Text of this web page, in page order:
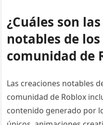
¿Cuáles son
notables de
comunidad de
Las creaciones notables
comunidad de Roblox
contenido generado por